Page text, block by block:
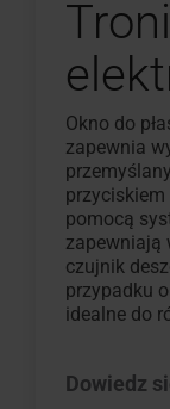
Okno do
zapewnia
pomocą
zapewniają
czujnik
przypadku
idealne do
Dowiedz